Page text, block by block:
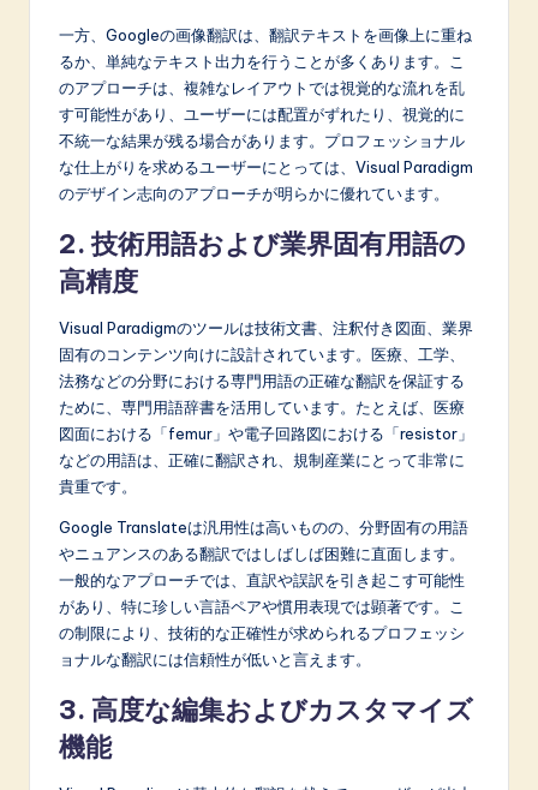
一方、Googleの画像翻訳は、翻訳テキストを画像上に重ね
るか、単純なテキスト出力を行うことが多くあります。こ
のアプローチは、複雑なレイアウトでは視覚的な流れを乱
す可能性があり、ユーザーには配置がずれたり、視覚的に
不統一な結果が残る場合があります。プロフェッショナル
な仕上がりを求めるユーザーにとっては、Visual Paradigm
のデザイン志向のアプローチが明らかに優れています。
2. 技術用語および業界固有用語の
高精度
Visual Paradigmのツールは技術文書、注釈付き図面、業界
固有のコンテンツ向けに設計されています。医療、工学、
法務などの分野における専門用語の正確な翻訳を保証する
ために、専門用語辞書を活用しています。たとえば、医療
図面における「femur」や電子回路図における「resistor」
などの用語は、正確に翻訳され、規制産業にとって非常に
貴重です。
Google Translateは汎用性は高いものの、分野固有の用語
やニュアンスのある翻訳ではしばしば困難に直面します。
一般的なアプローチでは、直訳や誤訳を引き起こす可能性
があり、特に珍しい言語ペアや慣用表現では顕著です。こ
の制限により、技術的な正確性が求められるプロフェッシ
ョナルな翻訳には信頼性が低いと言えます。
3. 高度な編集およびカスタマイズ
機能